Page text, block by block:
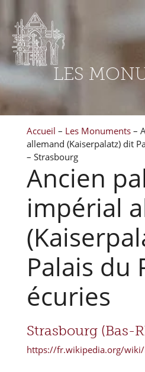
LES
Accueil – Les Monuments –
allemand (Kaiserpalatz) dit
– Strasbourg
Ancien
impérial
Palais du
écuries
Strasbourg (Bas-
https://fr.wikipedia.org/wiki/